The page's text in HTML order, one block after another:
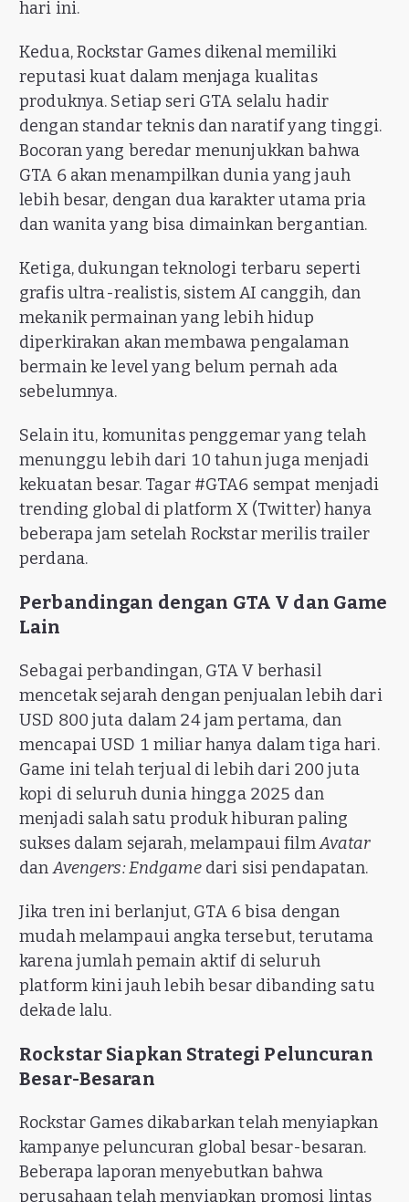
hari ini.
Kedua, Rockstar Games dikenal memiliki
reputasi kuat dalam menjaga kualitas
produknya. Setiap seri GTA selalu hadir
dengan standar teknis dan naratif yang tinggi.
Bocoran yang beredar menunjukkan bahwa
GTA 6 akan menampilkan dunia yang jauh
lebih besar, dengan dua karakter utama pria
dan wanita yang bisa dimainkan bergantian.
Ketiga, dukungan teknologi terbaru seperti
grafis ultra-realistis, sistem AI canggih, dan
mekanik permainan yang lebih hidup
diperkirakan akan membawa pengalaman
bermain ke level yang belum pernah ada
sebelumnya.
Selain itu, komunitas penggemar yang telah
menunggu lebih dari 10 tahun juga menjadi
kekuatan besar. Tagar #GTA6 sempat menjadi
trending global di platform X (Twitter) hanya
beberapa jam setelah Rockstar merilis trailer
perdana.
Perbandingan dengan GTA V dan Game
Lain
Sebagai perbandingan, GTA V berhasil
mencetak sejarah dengan penjualan lebih dari
USD 800 juta dalam 24 jam pertama, dan
mencapai USD 1 miliar hanya dalam tiga hari.
Game ini telah terjual di lebih dari 200 juta
kopi di seluruh dunia hingga 2025 dan
menjadi salah satu produk hiburan paling
sukses dalam sejarah, melampaui filmAvatar
danAvengers: Endgamedari sisi pendapatan.
Jika tren ini berlanjut, GTA 6 bisa dengan
mudah melampaui angka tersebut, terutama
karena jumlah pemain aktif di seluruh
platform kini jauh lebih besar dibanding satu
dekade lalu.
Rockstar Siapkan Strategi Peluncuran
Besar-Besaran
Rockstar Games dikabarkan telah menyiapkan
kampanye peluncuran global besar-besaran.
Beberapa laporan menyebutkan bahwa
perusahaan telah menyiapkan promosi lintas